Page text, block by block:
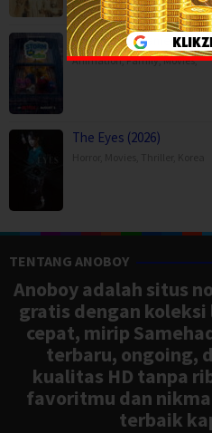
Storm on Sesame Street
Animation,Family,Movies,
The Eyes (2026)
TENTANG ANOBOY
Anoboy adalah situs
gratis dengan
cepat, mirip
terbaru, ongoing,
kualitas HD tanpa
favoritmu dan
terbaik